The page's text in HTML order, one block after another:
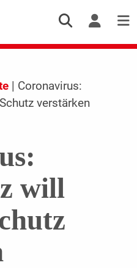
| Coronavirus:
verstärken
will